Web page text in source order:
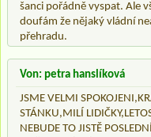
šanci pořádně vyspat. Ale
doufám že nějaký vládní
přehradu.
Von: petra hanslíková
JSME VELMI
STÁNKU,MILÍ
NEBUDE TO JISTĚ